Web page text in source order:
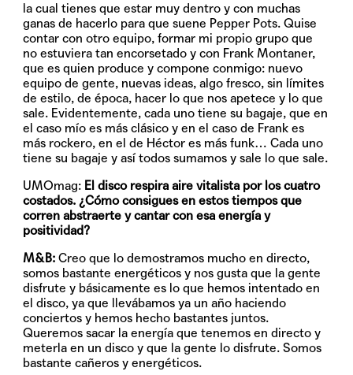
la cual tienes que estar muy dentro y con muchas
ganas de hacerlo para que suene Pepper Pots. Quise
contar con otro equipo, formar mi propio grupo que
no estuviera tan encorsetado y con Frank Montaner,
que es quien produce y compone conmigo: nuevo
equipo de gente, nuevas ideas, algo fresco, sin límites
de estilo, de época, hacer lo que nos apetece y lo que
sale. Evidentemente, cada uno tiene su bagaje, que en
el caso mío es más clásico y en el caso de Frank es
más rockero, en el de Héctor es más funk… Cada uno
tiene su bagaje y así todos sumamos y sale lo que sale.
UMOmag: El disco respira aire vitalista por los cuatro
costados. ¿Cómo consigues en estos tiempos que
corren abstraerte y cantar con esa energía y
positividad?
M&B:Creo que lo demostramos mucho en directo,
somos bastante energéticos y nos gusta que la gente
disfrute y básicamente es lo que hemos intentado en
el disco, ya que llevábamos ya un año haciendo
conciertos y hemos hecho bastantes juntos.
Queremos sacar la energía que tenemos en directo y
meterla en un disco y que la gente lo disfrute. Somos
bastante cañeros y energéticos.